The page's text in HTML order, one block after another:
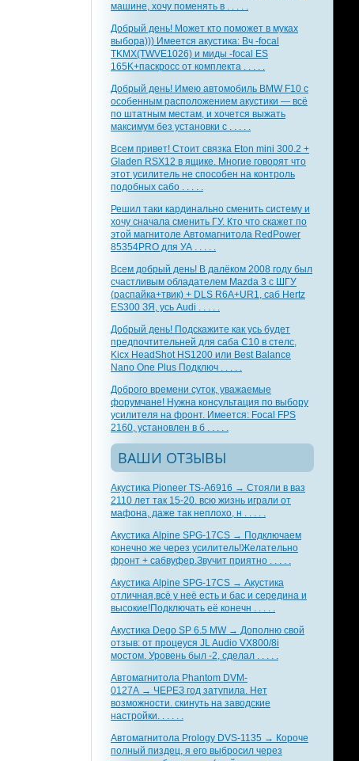
машине, хочу поменять в . . . . .
Добрый день! Может кто поможет в муках
выбора))) Имеется акустика: Вч -focal
TKMX(TWVE1026) и миды -focal ES
165K+паскросс от комплекта . . . . .
Добрый день! Имею автомобиль BMW F10 с
особенным расположением акустики — всё
по штатным местам, и хочется выжать
максимум без установки с . . . . .
Всем привет! Стоит связка Eton mini 300.2 +
Gladen RSX12 в ящике. Многие говорят что
этот усилитель не способен на контроль
подобных сабо . . . . .
Решил таки кардинально сменить систему и
хочу сначала сменить ГУ. Кто что скажет по
этой магнитоле Автомагнитола RedPower
85354PRO для УА . . . . .
Всем добрый день! В далёком 2008 году был
счастливым обладателем Mazda 3 с ШГУ
(распайка+твик) + DLS R6A+UR1, саб Hertz
ES300 ЗЯ, усь Audi . . . . .
Добрый день! Подскажите как усь будет
предпочтительней для саба С10 в стелс,
Kicx HeadShot HS1200 или Best Balance
Nano One Plus Подключ . . . . .
Доброго времени суток, уважаемые
форумчане! Нужна консультация по выбору
усилителя на фронт. Имеется: Focal FPS
2160, установлен в б . . . . .
ВАШИ ОТЗЫВЫ
Акустика Pioneer TS-A6916 → Стояли в ваз
2110 лет так 15-20. всю жизнь играли от
мафона, даже так неплохо, н . . . . .
Акустика Alpine SPG-17CS → Подключаем
конечно же через усилитель!Желательно
фронт + сабвуфер.Звучит приятно . . . . .
Акустика Alpine SPG-17CS → Акустика
отличная,всё у неё есть и бас и середина и
высокие!Подключать её конечн . . . . .
Акустика Dego SP 6.5 MW → Дополню свой
отзыв: от процеуся JL Audio VX800/8i
мостом. Уровень был -2, сделал . . . . .
Автомагнитола Phantom DVM-
0127A → ЧЕРЕЗ год затупила. Нет
возможности. скинуть на заводские
настройки. . . . . .
Автомагнитола Prology DVS-1135 → Короче
полный пиздец, я его выбросил через